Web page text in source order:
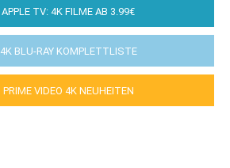
APPLE TV: 4K FILME AB 3.99€
4K BLU-RAY KOMPLETTLISTE
PRIME VIDEO 4K NEUHEITEN